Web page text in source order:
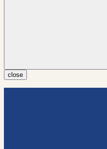
close